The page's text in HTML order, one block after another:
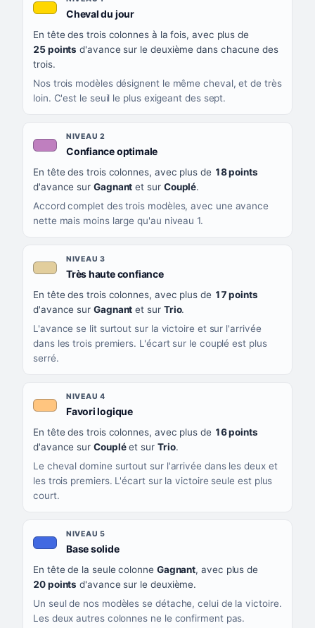
QUAND LA LIGNE PREND CETTE COULEUR
CE QUE CELA VOUS DIT
Cheval du jour, couleur jaune or
En tête des trois colonnes à la fois, avec plus de
25 points d'avance sur le deuxième dans chacune des
trois.
Nos trois modèles désignent le même cheval, et de très
loin. C'est le seuil le plus exigeant des sept.
NIVEAU 2
Confiance optimale, couleur mauve
En tête des trois colonnes, avec plus de 18 points
d'avance sur Gagnant et sur Couplé.
Accord complet des trois modèles, avec une avance
nette mais moins large qu'au niveau 1.
NIVEAU 3
Très haute confiance, couleur beige
En tête des trois colonnes, avec plus de 17 points
d'avance sur Gagnant et sur Trio.
L'avance se lit surtout sur la victoire et sur l'arrivée
dans les trois premiers. L'écart sur le couplé est plus
serré.
NIVEAU 4
Favori logique, couleur orange clair
En tête des trois colonnes, avec plus de 16 points
d'avance sur Coupléet sur Trio.
Le cheval domine surtout sur l'arrivée dans les deux et
les trois premiers. L'écart sur la victoire seule est plus
court.
NIVEAU 5
Base solide, couleur bleu roi
En tête de la seule colonne Gagnant, avec plus de
20 points d'avance sur le deuxième.
Un seul de nos modèles se détache, celui de la victoire.
Les deux autres colonnes ne le confirment pas.